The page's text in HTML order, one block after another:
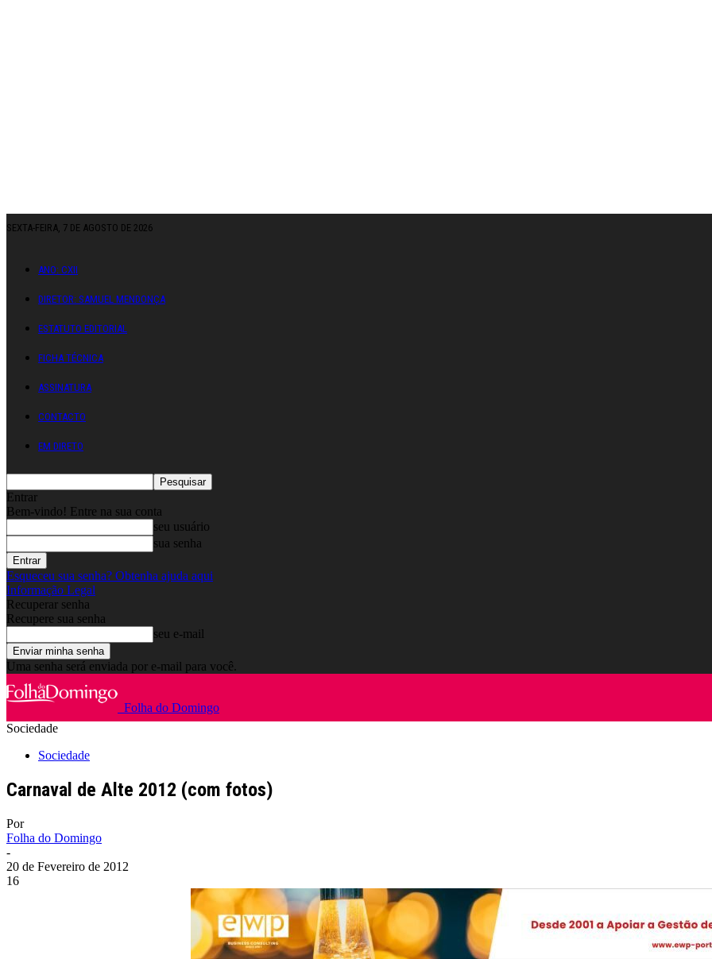
SEXTA-FEIRA, 7 DE AGOSTO DE 2026
ANO: CXII
DIRETOR: SAMUEL MENDONÇA
ESTATUTO EDITORIAL
FICHA TÉCNICA
ASSINATURA
CONTACTO
EM DIRETO
Entrar
Bem-vindo! Entre na sua conta
seu usuário
sua senha
Esqueceu sua senha? Obtenha ajuda aqui
Informação Legal
Recuperar senha
Recupere sua senha
seu e-mail
Uma senha será enviada por e-mail para você.
Folha do Domingo
Sociedade
Sociedade
Carnaval de Alte 2012 (com fotos)
Por
Folha do Domingo
-
20 de Fevereiro de 2012
16